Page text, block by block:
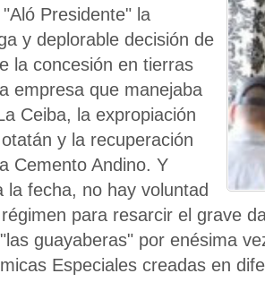
Presidente" la
y deplorable decisión de
la concesión en tierras
empresa que manejaba
Ceiba, la expropiación
y la recuperación
Cemento Andino. Y
la fecha, no hay voluntad
para resarcir el grave
guayaberas" por enésima
Especiales creadas en